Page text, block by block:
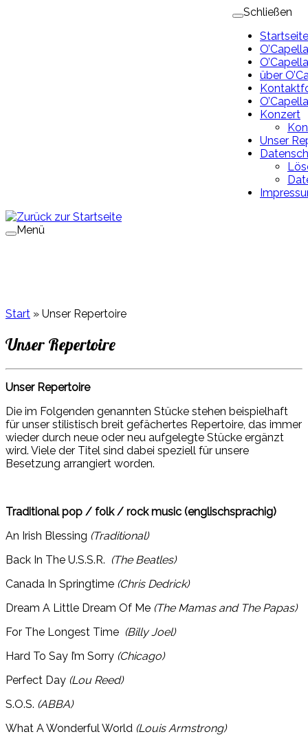
Schließen
Startseite
über
Konzert
Unser
Menü
Start » Unser Repertoire
Unser Repertoire
Unser Repertoire
Die im Folgenden genannten Stücke stehen beispielhaft
für unser stilistisch breit gefächertes Repertoire, das immer
wieder durch neue oder neu aufgelegte Stücke ergänzt
wird. Viele der Titel sind dabei speziell für unsere
Besetzung arrangiert worden.
Traditional pop / folk / rock music (englischsprachig)
An Irish Blessing (Traditional)
Back In The U.S.S.R. (The Beatles)
Canada In Springtime (Chris Dedrick)
Dream A Little Dream Of Me (The Mamas and The Papas)
For The Longest Time (Billy Joel)
Hard To Say I’m Sorry (Chicago)
Perfect Day (Lou Reed)
S.O.S. (ABBA)
What A Wonderful World (Louis Armstrong)